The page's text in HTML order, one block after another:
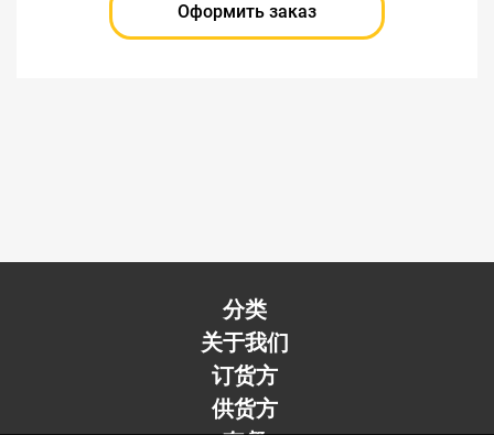
Оформить заказ
分类
关于我们
订货方
供货方